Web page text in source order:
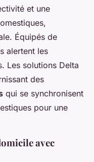
et une
Équipés de
alertent les
Les solutions Delta
des
qui se synchronisent
pour une
avec